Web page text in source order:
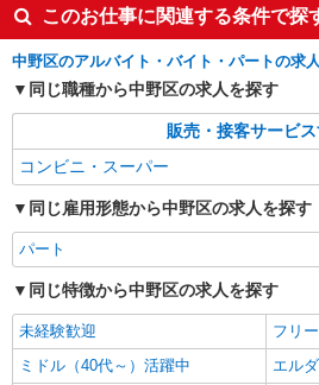
このお仕事に関連する条件で探
中野区のアルバイト・バイト・パートの求
同じ職種から中野区の求人を探す
販売・接客サービ
コンビニ・スーパー
同じ雇用形態から中野区の求人を探す
パート
同じ特徴から中野区の求人を探す
未経験歓迎
フリ
ミドル（40代～）活躍中
エル